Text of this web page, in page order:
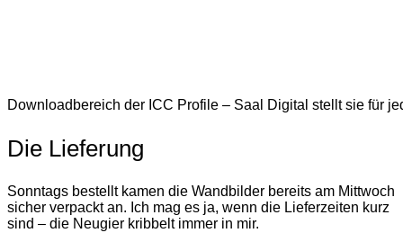
Downloadbereich der ICC Profile – Saal Digital stellt sie für
Die Lieferung
Sonntags bestellt kamen die Wandbilder bereits am Mittwoch
sicher verpackt an. Ich mag es ja, wenn die Lieferzeiten kurz
sind – die Neugier kribbelt immer in mir.